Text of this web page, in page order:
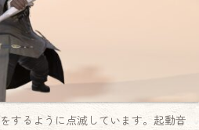
するように点滅しています。起動音